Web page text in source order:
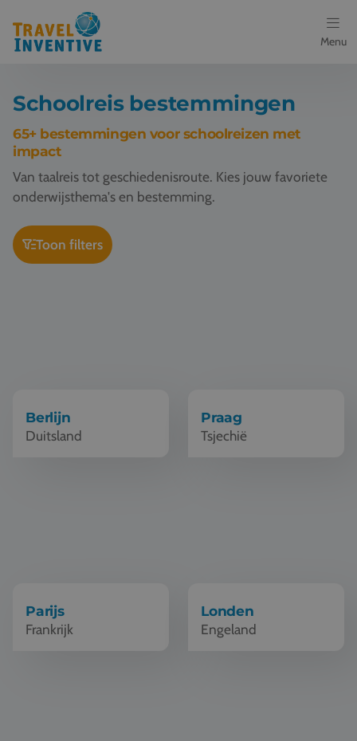
Menu
Bestemmingen
Schoolreis thema's
Voor docenten
Over ons
Een offerte aanvragen
076 522 30 57
Schoolreis bestemmingen
65+ bestemmingen voor schoolreizen met
impact
Van taalreis tot geschiedenisroute. Kies jouw favoriete
onderwijsthema's en bestemming.
Toon filters
Berlijn
Duitsland
Praag
Tsjechië
Parijs
Frankrijk
Londen
Engeland